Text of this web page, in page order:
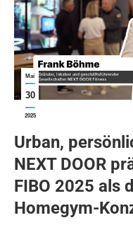
Mai
30
2025
Urban,
NEXT DOOR
FIBO 2025 als
Homegym-